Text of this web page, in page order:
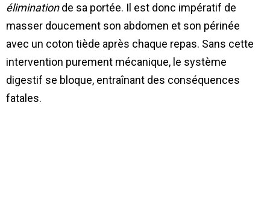
éliminationde sa portée. Il est donc impératif de
masser doucement son abdomen et son périnée
avec un coton tiède après chaque repas. Sans cette
intervention purement mécanique, le système
digestif se bloque, entraînant des conséquences
fatales.